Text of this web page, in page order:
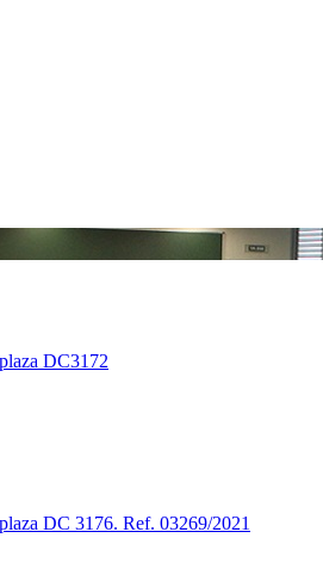
DC3172
DC 3176. Ref. 03269/2021